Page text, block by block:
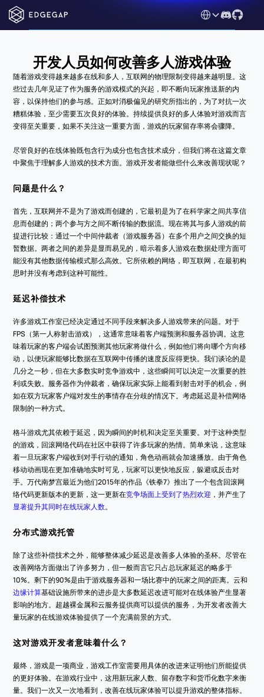
Select Language
开发人员如何改善多人游戏体验
随着游戏变得越来越多在线和多人，互联网的物理限制变得越来越明显。这
些过去几年见证了作为服务的游戏模式的兴起，即不断向玩家推送新的内
容，以保持他们的参与感。正如对消极偏见的研究所指出的，为了对抗一次
糟糕体验，至少需要五次良好的体验。持续提供良好的多人体验对游戏而言
变得至关重要，如果不关注这一重要方面，游戏的玩家留存率将会骤降。
尽管良好的在线体验既包含行为成分也包含技术成分，但我们将在这篇文章
中聚焦于理解多人游戏的技术方面。游戏开发者能做些什么来改善现状呢？
问题是什么？
首先，互联网并不是为了游戏而创建的，它最初是为了在科学家之间共享信
息而创建的；两个参与方之间不断传输的数据流。现在将其与多人游戏的前
提进行比较：通过一个中间仲裁者（游戏服务器）在多个用户之间交换的短
暂数据。两者之间的差异是显而易见的，暗示着多人游戏在数据处理方面可
能没有其他数据传输模式那么高效。它所依赖的网络，即互联网，在最初构
思时并没有考虑到这种可能性。
延迟补偿技术
许多游戏工作室已经决定通过不同手段来解决多人游戏带来的问题。对于
FPS（第一人称射击游戏），这通常意味着客户端预测和服务器协调。这意
味着玩家的客户端会试图预测其他玩家将做什么，例如他们将向哪个方向移
动，以便玩家能够比数据在互联网中传播的速度反应得更快。我们谈论的是
几分之一秒，但在大多数实时竞争游戏中，这些瞬间可以决定一次重要的胜
利或失败。服务器作为仲裁者，确保玩家实际上能看到射击对手的机会，例
如在双方玩家客户端对发生的事情存在分歧的情况下。考虑延迟是补偿网络
限制的一种方式。
格斗游戏尤其依赖于延迟，因为瞬间的时机和决定至关重要。对于这种类型
的游戏，回滚网络代码在社区中获得了许多玩家的热情。简单来说，这意味
着一旦玩家客户端收到对手行动的通知，角色动画就会加速播放。由于角色
移动动画现在更加准确地实时可见，玩家可以更快地反应，躲避或反击对
手。万代南梦宫最近为他们2015年的作品《铁拳7》推出了一个包含回滚网
络代码更新版本的更新，这一更新在竞争场面上受到了热烈欢迎 ，并产生了
显著提升其同时在线玩家人数。
分布式游戏托管
除了这些补偿技术之外，能够整体减少延迟是改善多人体验的圣杯。尽管在
改善网络方面做出了许多努力，但一般而言它只占总玩家延迟的略多于
10%。剩下的90%是由于游戏服务器和一场比赛中的玩家之间的距离。云和
边缘计算基础设施所带来的进步是大多数延迟改进可能对在线体验产生显著
影响的地方。超越裸金属和云服务提供商可以提供的服务，为开发者改善大
量玩家的在线游戏体验提供了一个充满前景的方式。
这对游戏开发者意味着什么？
最终，游戏是一项商业，游戏工作室需要用具体的改进来证明他们所能提供
的更好体验。在游戏行业中，这用新玩家人数、留存数字和货币化数字来衡
量。我们一次又一次地看到，改善在线玩家体验可以提升游戏的整体指标。